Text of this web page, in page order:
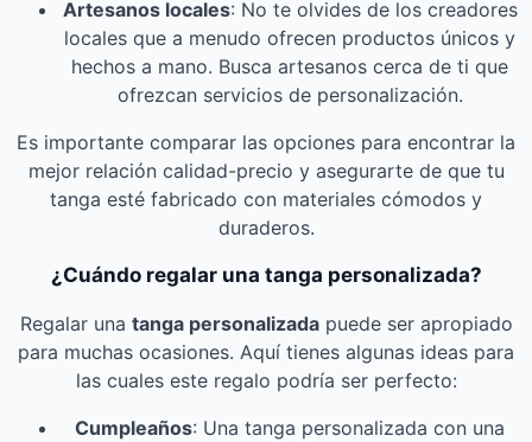
Artesanos locales: No te olvides de los creadores
locales que a menudo ofrecen productos únicos y
hechos a mano. Busca artesanos cerca de ti que
ofrezcan servicios de personalización.
Es importante comparar las opciones para encontrar la
mejor relación calidad-precio y asegurarte de que tu
tanga esté fabricado con materiales cómodos y
duraderos.
¿Cuándo regalar una tanga personalizada?
Regalar una tanga personalizadapuede ser apropiado
para muchas ocasiones. Aquí tienes algunas ideas para
las cuales este regalo podría ser perfecto:
Cumpleaños: Una tanga personalizada con una